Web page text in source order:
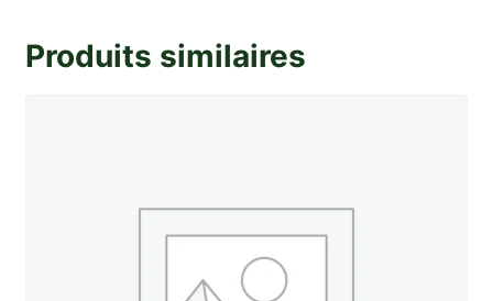
0
20
Produits similaires